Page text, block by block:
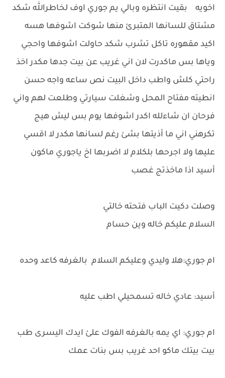
اخويه بقيت انتظره وبالي يم جوري اوف لخاطرالله شكد
مشتاق للسانها المتبرئ منها شوكت اشوفها هسه
اكيد مقهوره تاكل تشرب شكد حاولت اشوفها واحجي
وياها بس ماكدرت لان اني غريب عن بيت جدها مكدر اخذ
راحتي كلش واطب داخل البيت نص ساعه واجه حسن
انطيته مفتاح المحل وشغلت سيارتي وطلعت لهم واني
فرحان ان شاءلله اكدر اشوفها يوم بس ليش هيج
تكرهني اني ما أذيتها بشئ رغم لسانها مكدر لا اقسي
عليها ولا اجرحها بلكلام لا اضربها اخ ياجوري ماكون
أسيد اذا ماخذتج غصب
وصلت دكيت الباب فتحته خالتي
السلام عليكم خاله وين حسام
ام جوري:هلا وليدي وعليكم السلام بالغرفه كاعد وحده
أسيد: عادي خاله تسمحيلي اطب عليه
ام جوري: اي يمه بالغرفه الفوك علئ ايدك اليسرى طب
بيت بيتك ماكو احد غريب بس بنات عمك